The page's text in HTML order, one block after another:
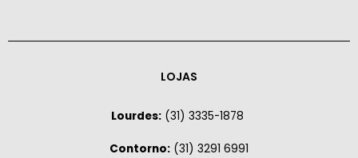
LOJAS
Lourdes: (31) 3335-1878
Contorno: (31) 3291 6991